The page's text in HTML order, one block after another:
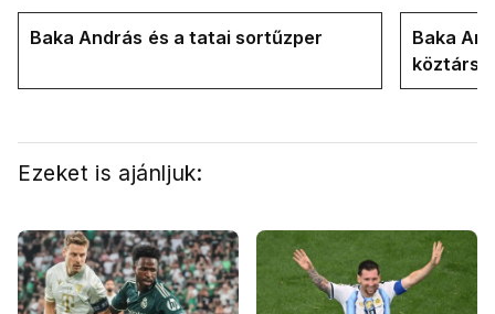
Baka András és a tatai sortűzper
Baka
Ezeket is ajánljuk: